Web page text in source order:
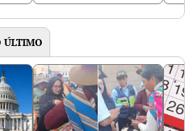
ÚLTIMO